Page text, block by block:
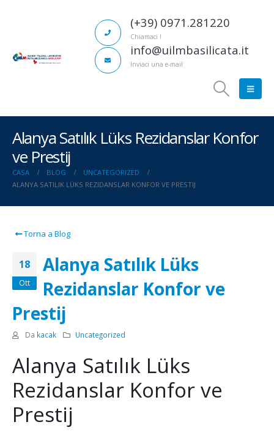
(+39) 0971.281220
Chiamaci !
info@uilmbasilicata.it
Inviaci una e-mail
Alanya Satılık Lüks Rezidanslar Konfor
ve Prestij
CASA BLOG
UNCATEGORIZED
ALANYA SATILIK LÜKS REZIDANSLAR KONFOR VE PRESTIJ
Torna a Blog
18
Ott
Alanya Satılık Lüks
Rezidanslar Konfor ve
Prestij
Da kacak Uncategorized
Alanya Satılık Lüks
Rezidanslar Konfor ve
Prestij